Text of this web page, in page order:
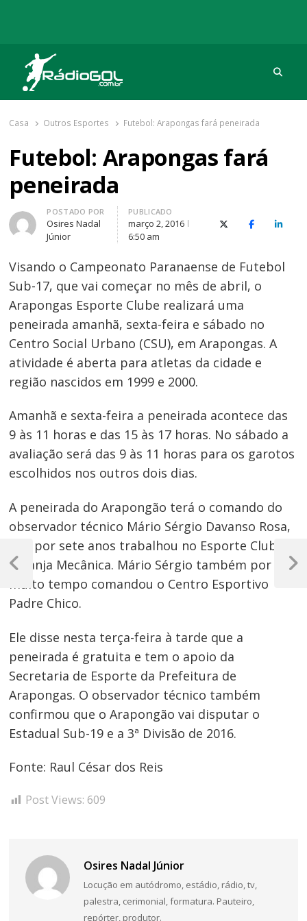
Rádio Gol
Há mais de 20 anos com as melhores coberturas
Casa Outros Esportes Futebol: Arapongas fará peneirada
Futebol: Arapongas fará
peneirada
Autor
POSTADO POR
Osires Nadal
Júnior
PUBLICADO
março 2, 2016
6:50 am
X (Twitter)Facebook
O
Visando o Campeonato Paranaense de Futebol
Sub-17, que vai começar no mês de abril, o
Arapongas Esporte Clube realizará uma
peneirada amanhã, sexta-feira e sábado no
Centro Social Urbano (CSU), em Arapongas. A
atividade é aberta para atletas da cidade e
região nascidos em 1999 e 2000.
Amanhã e sexta-feira a peneirada acontece das
9 às 11 horas e das 15 às 17 horas. No sábado a
avaliação será das 9 às 11 horas para os garotos
escolhidos nos outros dois dias.
A peneirada do Arapongão terá o comando do
observador técnico Mário Sérgio Davanso Rosa,
que por sete anos trabalhou no Esporte Clube
Laranja Mecânica. Mário Sérgio também por
muito tempo comandou o Centro Esportivo
Padre Chico.
Ele disse nesta terça-feira à tarde que a
peneirada é gratuita e tem o apoio da
Secretaria de Esporte da Prefeitura de
Arapongas. O observador técnico também
confirmou que o Arapongão vai disputar o
Estadual Sub-19 e a 3ª Divisão de 2016.
Fonte: Raul César dos Reis
Post Views: 609
Osires Nadal Júnior
Locução em autódromo, estádio, rádio, tv,
palestra, cerimonial, formatura. Pauteiro,
repórter, produtor.
Navegação
de
Post
Post
Anterior